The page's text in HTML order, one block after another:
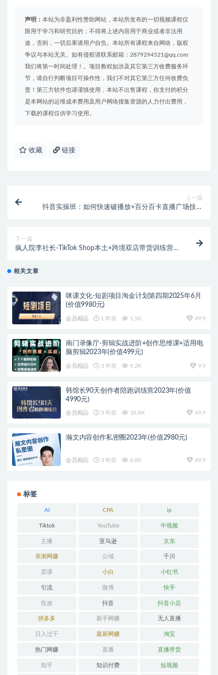
声明： 本站为非盈利性赞助网站，本站所发布的一切视频课程仅
限用于学习和研究目的；不得将上述内容用于商业或者非法用
途，否则，一切后果请用户自负。本站所有课程来自网络，版权
争议与本站无关。如有侵权请联系邮箱：2879294521@qq.com
我们将第一时间处理！。项目教程如涉及其它第三方收费服务环
节，请自行判断项目可操作性，我们不对其它第三方任何收费负
责！第三方软件也请谨慎使用，本站不出售课程，你支付的积分
是本网站的运维成本费用及用户网络搜集资源的人力付出费用，
下载的课程仅供学习使用。
收藏 链接
上一篇
抖音实操班：如何快速破播放+百分百卡直播广场技术
下一篇
疯人院李社长-TikTok Shop本土+跨境双店带货训练营第
相关文章
咪课文化-短剧项目淘金计划第四期2025年6月
(价值9980元)
会员精品 1 年前 1.5K 49.9
南门录像厅-剪辑实战进阶+创作思维课+适用电
脑剪辑2023年(价值499元)
会员精品 3 年前 9.2K 9.9
韩馆长90天创作者陪跑训练营2023年(价值
4990元)
会员精品 3 年前 18.8K 49.9
瀚文内容创作私密圈2023年(价值2980元)
会员精品 3 年前 6.8K 49.9
标签
AI CPA ip
Tiktok YouTube 中视频
主播 亚马逊 京东
亲测网赚 公域 千川
卖课 小白 小红书
引流 微博 快手
投放 抖音 抖音小店
拼多多 新手网赚 无人直播
日入过千 最新网赚 淘宝
热门网赚 直播 直播带货
知乎 知识付费 短视频